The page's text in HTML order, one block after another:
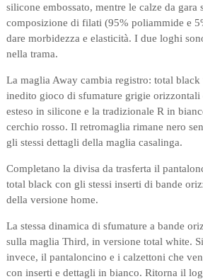
silicone embossato, mentre le calze da gara
composizione di filati (95% poliammide e
dare morbidezza e elasticità. I due loghi
nella trama.
La maglia Away cambia registro: total black
inedito gioco di sfumature grigie
esteso in silicone e la tradizionale R in
cerchio rosso. Il retromaglia rimane nero
gli stessi dettagli della maglia casalinga.
Completano la divisa da trasferta il
total black con gli stessi inserti di bande
della versione home.
La stessa dinamica di sfumature a bande
sulla maglia Third, in versione total white.
invece, il pantaloncino e i calzettoni che
con inserti e dettagli in bianco. Ritorna il